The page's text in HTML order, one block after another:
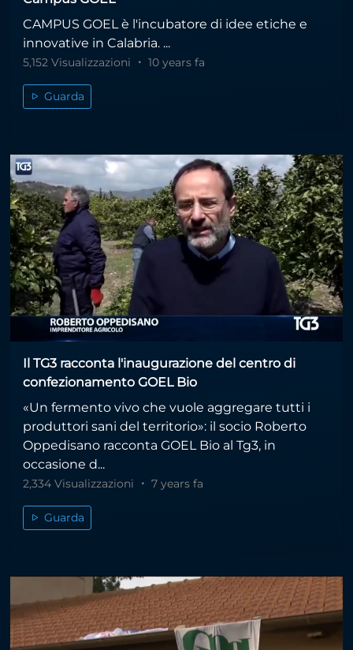
CAMPUS GOEL è l'incubatore di idee etiche e
innovative in Calabria. ...
5,152 Visualizzazioni 10 years fa
Guarda
Il TG3 racconta l'inaugurazione del centro di
confezionamento GOEL Bio
«Un fermento vivo che vuole aggregare tutti i
produttori sani del territorio»: il socio Roberto
Oppedisano racconta GOEL Bio al Tg3, in
occasione d...
2,334 Visualizzazioni 7 years fa
Guarda